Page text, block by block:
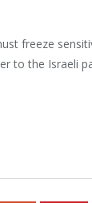
freeze
to the Israeli